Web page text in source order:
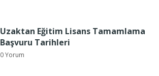
Uzaktan Eğitim Lisans Tamamlama
Başvuru Tarihleri
0 Yorum